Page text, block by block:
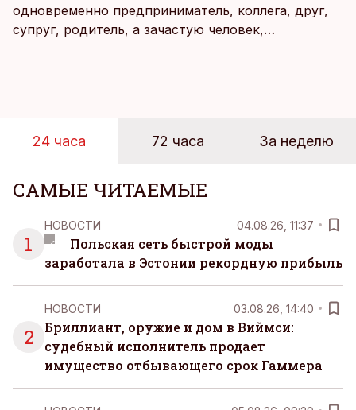
одновременно предприниматель, коллега, друг,
супруг, родитель, а зачастую человек,
человека. Поэтому от отдыха все чаще ждут не
чаще люди ищут возможность просто быть здесь
и сейчас — без необходимости все
организовывать, планировать и за все отвечать
самостоятельно.
24 часа 72 часа За неделю
САМЫЕ ЧИТАЕМЫЕ
1
НОВОСТИ 04.08.26, 11:37
Польская сеть быстрой моды
заработала в Эстонии рекордную прибыль
2
НОВОСТИ 03.08.26, 14:40
Бриллиант, оружие и дом в Виймси:
судебный исполнитель продает
имущество отбывающего срок Гаммера